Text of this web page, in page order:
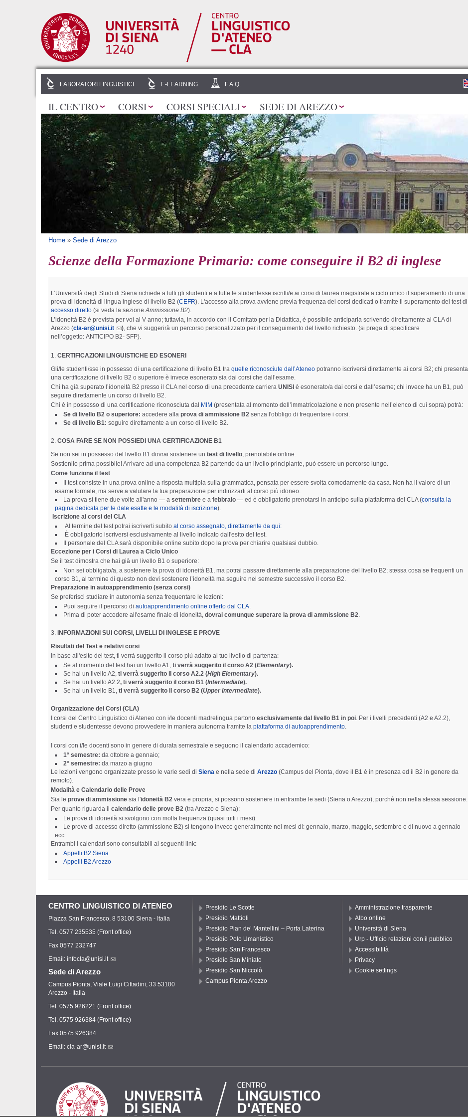
LABORATORI LINGUISTICI E-LEARNING F.A.Q.
IL CENTRO CORSI CORSI SPECIALI SEDE DI AREZZO
Tu sei qui
Home » Sede di Arezzo
Scienze della Formazione Primaria: come conseguire il B2 di inglese
L’Università degli Studi di Siena richiede a tutti gli studenti e a tutte le studentesse iscritti/e ai corsi di laurea magistrale a ciclo unico il superamento di una
prova di idoneità di lingua inglese di livello B2 (CEFR). L'accesso alla prova avviene previa frequenza dei corsi dedicati o tramite il superamento del test di
accesso diretto (si veda la sezione Ammissione B2).
L’idoneità B2 è prevista per voi al V anno; tuttavia, in accordo con il Comitato per la Didattica, è possibile anticiparla scrivendo direttamente al CLA di
Arezzo (cla-ar@unisi.it ) , che vi suggerirà un percorso personalizzato per il conseguimento del livello richiesto. (si prega di specificare
nell’oggetto: ANTICIPO B2- SFP).
CERTIFICAZIONI LINGUISTICHE ED ESONERI
Gli/le studenti/sse in possesso di una certificazione di livello B1 tra quelle riconosciute dall’Ateneo potranno iscriversi direttamente ai corsi B2; chi presenta
una certificazione di livello B2 o superiore è invece esonerato sia dai corsi che dall’esame.
Chi ha già superato l’idoneità B2 presso il CLA nel corso di una precedente carriera UNISI è esonerato/a dai corsi e dall’esame; chi invece ha un B1, può
seguire direttamente un corso di livello B2.
Chi è in possesso di una certificazione riconosciuta dal MIM (presentata al momento dell’immatricolazione e non presente nell’elenco di cui sopra) potrà:
Se di livello B2 o superiore: accedere allaprova di ammissione B2 senza l'obbligo di frequentare i corsi.
Se di livello B1: seguire direttamente a un corso di livello B2.
COSA FARE SE NON POSSIEDI UNA CERTIFICAZIONE B1
Se non sei in possesso del livello B1 dovrai sostenere un test di livello , prenotabile online.
Sostienilo prima possibile! Arrivare ad una competenza B2 partendo da un livello principiante, può essere un percorso lungo.
Come funziona il test
Il test consiste in una prova online a risposta multipla sulla grammatica, pensata per essere svolta comodamente da casa. Non ha il valore di un
esame formale, ma serve a valutare la tua preparazione per indirizzarti al corso più idoneo.
La prova si tiene due volte all'anno — asettembre e afebbraio — ed è obbligatorio prenotarsi in anticipo sulla piattaforma del CLA (consulta la
pagina dedicata per le date esatte e le modalità di iscrizione).
Iscrizione ai corsi del CLA
Al termine del test potrai iscriverti subitoal corso assegnato, direttamente da qui:
È obbligatorio iscriversi esclusivamente al livello indicato dall'esito del test.
Il personale del CLA sarà disponibile online subito dopo la prova per chiarire qualsiasi dubbio.
Eccezione per i Corsi di Laurea a Ciclo Unico
Se il test dimostra che hai già un livello B1 o superiore:
Non sei obbligato/a, a sostenere la prova di idoneità B1, ma potrai passare direttamente alla preparazione del livello B2; stessa cosa se frequenti un
corso B1, al termine di questo non devi sostenere l’idoneità ma seguire nel semestre successivo il corso B2.
Preparazione in autoapprendimento (senza corsi)
Se preferisci studiare in autonomia senza frequentare le lezioni:
Puoi seguire il percorso diautoapprendimento online offerto dal CLA
Prima di poter accedere all'esame finale di idoneità,dovrai comunque superare la prova di ammissione B2
INFORMAZIONI SUI CORSI, LIVELLI DI INGLESE E PROVE
Risultati del Test e relativi corsi
In base all'esito del test, ti verrà suggerito il corso più adatto al tuo livello di partenza:
Se al momento del test hai un livello A1,ti verrà suggerito il corso A2 (Elementary).
Se hai un livello A2,ti verrà suggerito il corso A2.2 (High Elementary).
Se hai un livello A2.2, ti verrà suggerito il corso B1 (Intermediate).
Se hai un livello B1,ti verrà suggerito il corso B2 (Upper Intermediate).
Organizzazione dei Corsi (CLA)
I corsi del Centro Linguistico di Ateneo con i/le docenti madrelingua partono esclusivamente dal livello B1 in poi . Per i livelli precedenti (A2 e A2.2),
studenti e studentesse devono provvedere in maniera autonoma tramite la piattaforma di autoapprendimento
I corsi con i/le docenti sono in genere di durata semestrale e seguono il calendario accademico:
1° semestre: da ottobre a gennaio;
2° semestre: da marzo a giugno
Le lezioni vengono organizzate presso le varie sedi di Siena e nella sede di Arezzo (Campus del Pionta, dove il B1 è in presenza ed il B2 in genere da
remoto).
Modalità e Calendario delle Prove
Sia le prove di ammissione sia l'idoneità B2 vera e propria, si possono sostenere in entrambe le sedi (Siena o Arezzo), purché non nella stessa sessione.
Per quanto riguarda il calendario delle prove B2 (tra Arezzo e Siena):
Le prove di idoneità si svolgono con molta frequenza (quasi tutti i mesi).
Le prove di accesso diretto (ammissione B2) si tengono invece generalmente nei mesi di: gennaio, marzo, maggio, settembre e di nuovo a gennaio
ecc…
Entrambi i calendari sono consultabili ai seguenti link:
Appelli B2 Siena
Appelli B2 Arezzo
CENTRO LINGUISTICO DI ATENEO
Piazza San Francesco, 8 53100 Siena - Italia
Tel. 0577 235535 (Front office)
Fax 0577 232747
Email: infocla@unisi.it
Sede di Arezzo
Campus Pionta, Viale Luigi Cittadini, 33 53100
Arezzo - Italia
Tel. 0575 926221 (Front office)
Tel. 0575 926384 (Front office)
Fax 0575 926384
Email: cla-ar@unisi.it
Presidio Le Scotte
Presidio Mattioli
Presidio Pian de’ Mantellini – Porta Laterina
Presidio Polo Umanistico
Presidio San Francesco
Presidio San Miniato
Presidio San Niccolò
Campus Pionta Arezzo
Amministrazione trasparente
Albo online
Università di Siena
Urp - Ufficio relazioni con il pubblico
Accessibilità
Privacy
Cookie settings